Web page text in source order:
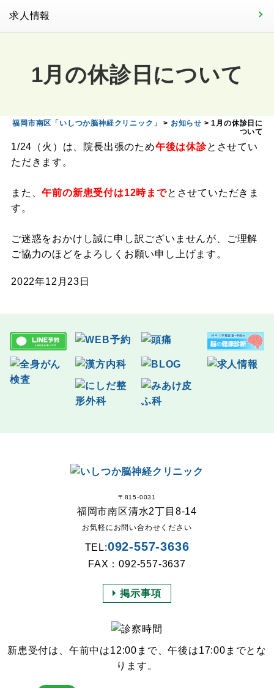
求人情報
1月の休診日について
福岡市南区「いしつか脳神経クリニック」 > お知らせ >1月の休診日に
ついて
1/24（火）は、院長出張のため午後は休診とさせてい
ただきます。
また、午前の新患受付は12時までとさせていただきま
す。
ご迷惑をおかけし誠に申し訳ございませんが、ご理解
ご協力のほどをよろしくお願い申し上げます。
2022年12月23日
〒815-0031
福岡市南区清水2丁目8-14
お気軽にお問い合わせください
TEL:092-557-3636
FAX：092-557-3637
掲示事項
新患受付は、午前中は12:00まで、午後は17:00までとな
ります。